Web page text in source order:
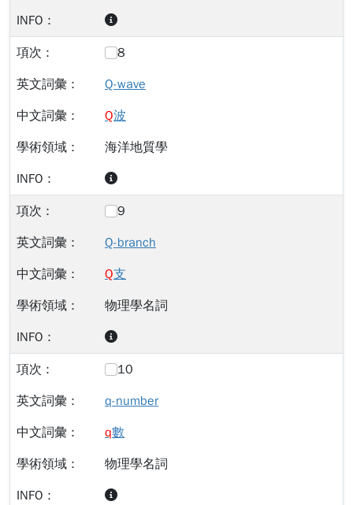
8
Q-wave
Q波
海洋地質學
9
Q-branch
Q支
物理學名詞
10
q-number
q數
物理學名詞